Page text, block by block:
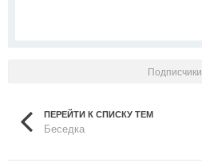
Подписчики
ПЕРЕЙТИ К СПИСКУ ТЕМ
Беседка